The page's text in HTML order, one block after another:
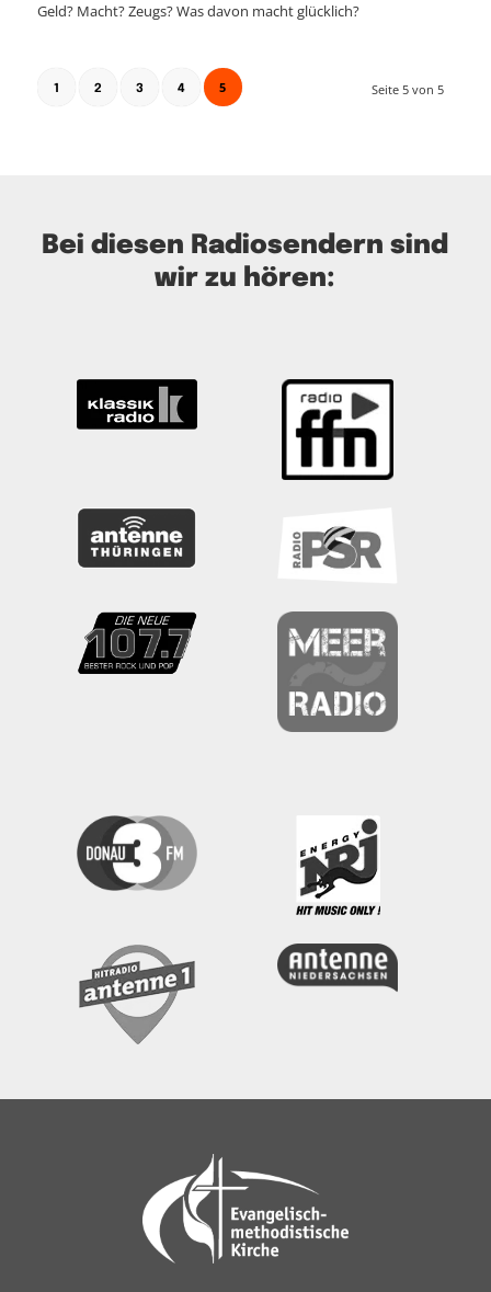
Geld? Macht? Zeugs? Was davon macht glücklich?
Seite 5 von 5
1 2 3 4 5
Bei diesen Radiosendern sind
wir zu hören: